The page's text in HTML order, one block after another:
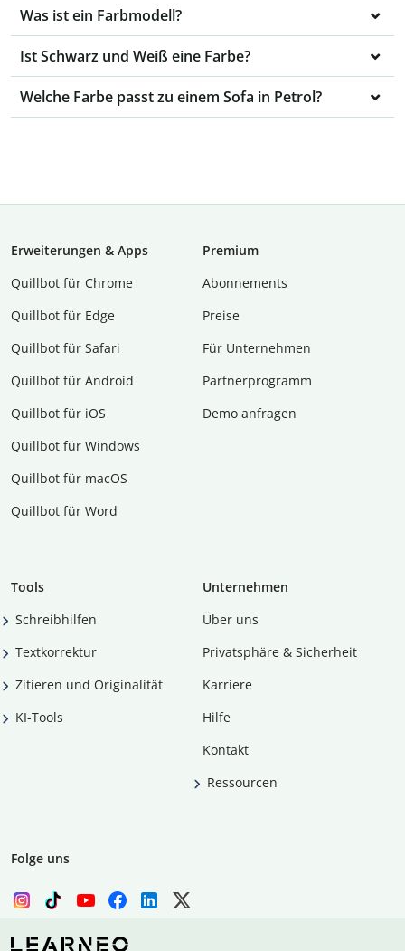
Was ist ein Farbmodell?
Ist Schwarz und Weiß eine Farbe?
Welche Farbe passt zu einem Sofa in Petrol?
Erweiterungen & Apps
Quillbot für Chrome
Quillbot für Edge
Quillbot für Safari
Quillbot für Android
Quillbot für iOS
Quillbot für Windows
Quillbot für macOS
Quillbot für Word
Premium
Abon­ne­ments
Preise
Für Unternehmen
Partnerprogramm
Demo anfragen
Tools
Schreibhilfen
Textkorrektur
Zitieren und Originalität
KI-Tools
Unternehmen
Über uns
Privatsphäre & Sicherheit
Karriere
Hilfe
Kontakt
Ressourcen
Folge uns